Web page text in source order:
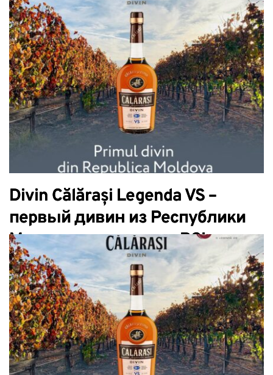
Divin Călărași Legenda VS –
первый дивин из Республики
Молдова со статусом PGI